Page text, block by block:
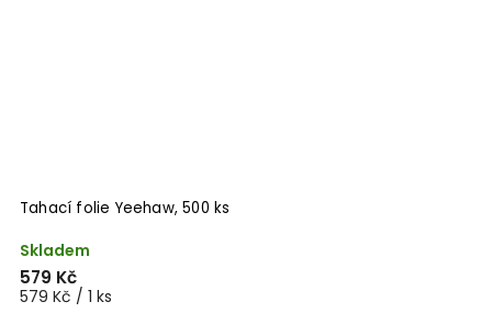
Tahací folie Yeehaw, 500 ks
Skladem
579 Kč
579 Kč / 1 ks